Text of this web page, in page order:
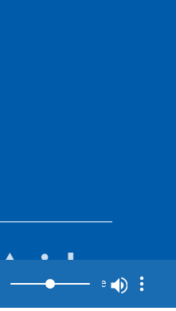
Mute